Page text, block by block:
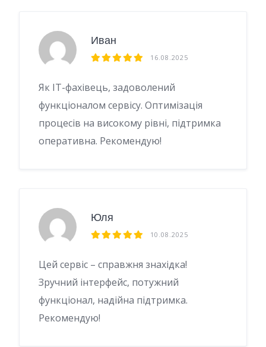
Иван
16.08.2025
Як ІТ-фахівець, задоволений
функціоналом сервісу. Оптимізація
процесів на високому рівні, підтримка
оперативна. Рекомендую!
Юля
10.08.2025
Цей сервіс – справжня знахідка!
Зручний інтерфейс, потужний
функціонал, надійна підтримка.
Рекомендую!